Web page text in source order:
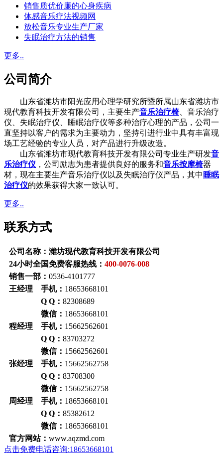
销售质优价廉的心身疾病
体感音乐疗法视频网
放松音乐专业生产厂家
失眠治疗方法的销售
更多..
公司简介
山东省潍坊市阳光应用心理学研究所暨所属山东省潍坊市
现代教育科技开发有限公司，主要生产音乐治疗椅、音乐治疗
仪、失眠治疗仪、睡眠治疗仪等多种治疗心理的产品，公司一
直坚持以客户的需求为主要动力，坚持引进行业中具有丰富现
场工艺经验的专业人员，对产品进行升级改造。
山东省潍坊市现代教育科技开发有限公司专业生产研发音
乐治疗仪 ，公司励志为患者提供良好的服务和音乐按摩椅器
材，现在主要生产音乐治疗仪以及失眠治疗仪产品，其中 睡眠
治疗仪的效果获得大家一致认可。
更多..
联系方式
公司名称：潍坊现代教育科技开发有限公司
24小时全国免费客服热线： 400-0076-008
销售一部： 0536-4101777
王经理 手机： 18653668101
Q Q： 82308689
微信： 18653668101
程经理 手机： 15662562601
Q Q： 83703272
微信： 15662562601
张经理 手机： 15662562758
Q Q： 83708300
微信： 15662562758
周经理 手机： 18653668101
Q Q： 85382612
微信： 18653668101
官方网站： www.aqzmd.com
点击免费电话咨询:18653668101